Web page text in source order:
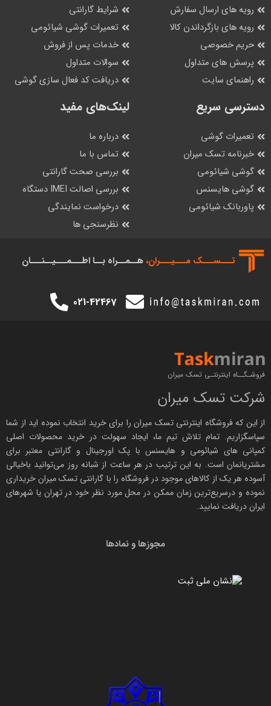
رویه های ارسال سفارش
رویه های بازگرداندن کالا
حریم خصوصی
پرسش های متداول
راهنمای سایت
شرایط گارانتی
تعمیرات گوشی شیائومی
خدمات پس از فروش
سوالات متداول
دریافت کد فعال سازی گوشی
دسترسی سریع
تعمیرات گوشی
خبرنامه تسک میران
گوشی شیائومی
گوشی هایسنس
پاوربانک شیائومی
لینک‌های مفید
درباره ما
تماس با ما
بررسی صحت گارانتی
بررسی اصالت IMEI دستگاه
درخواست نمایندگی
نظرسنجی ها
تـــســـک‌ مـــیـــران، هــمــراه بــا اطـــمـــیــنـــان
021-42467
فروشـگــاه اینترنتـی تسک میران
شرکت تسک میران
از این که فروشگاه اینترنتیتسک میران را برای خرید انتخاب نموده اید از شما
سپاسگزاریم. تمام تلاش تیم ما، ایجاد سهولت در خرید محصولات اصلی
کمپانی های شیائومی و هایسنس با پک اورجینال وگارانتی معتبر برای
مشتریانمان است. به این ترتیب در هر ساعت از شبانه روز می‌توانید باخیالی
آسوده هر یک از کالاهای موجود در فروشگاه را با گارانتی تسک میرانخریداری
نموده و درسریع‌ترین زمان ممکن در محل مورد نظر خود در تهران یا شهرهای
ایران دریافت نمایید.
مجوزها و نمادها